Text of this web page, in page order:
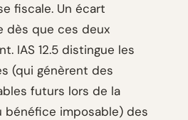
fiscale. Un écart
dès que ces deux
IAS 12.5 distingue les
(qui génèrent des
futurs lors de la
imposable) des